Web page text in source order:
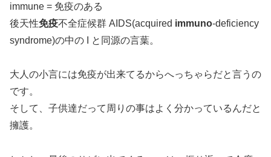
immune = 免疫のある
後天性免疫不全症候群 AIDS(acquired immuno-deficiency
syndrome)の中の I と同源の言葉。
大人の小言には免疫が出来てるからへっちゃらだと言うの
です。
そして、子供達だって周りの事はよく分かっているんだと
擁護。